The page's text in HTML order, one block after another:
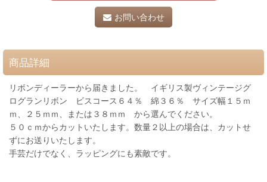
お問い合わせ
商品詳細
リボンディーラーから届きました。 イギリス製ヴィンテージグ
ログランリボン ビスコース６４％ 綿３６％ サイズ幅１５ｍ
ｍ、２５ｍｍ、または３８ｍｍ から選んでください。
５０ｃｍからカットいたします。数量２以上の場合は、カットせ
ずにお送りいたします。
手芸だけでなく、ラッピングにも素敵です。